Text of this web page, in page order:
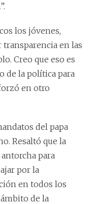
los jóvenes,
en las
Creo que eso es
de la política para
en otro
del papa
Resaltó que la
para
por la
en todos los
de la